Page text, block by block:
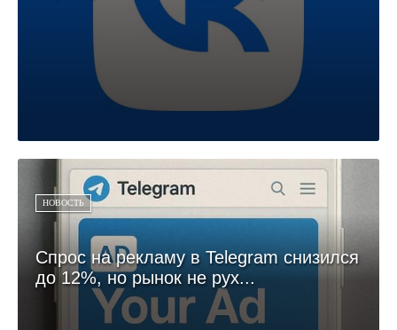
НОВОСТЬ
Спрос на рекламу в Telegram снизился
до 12%, но рынок не рух...